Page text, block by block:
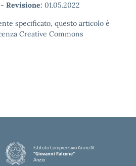
- Revisione: 01.05.2022
specificato, questo articolo è
Creative Commons
Istituto Comprensivo Anzio IV
"Giovanni Falcone"
Anzio